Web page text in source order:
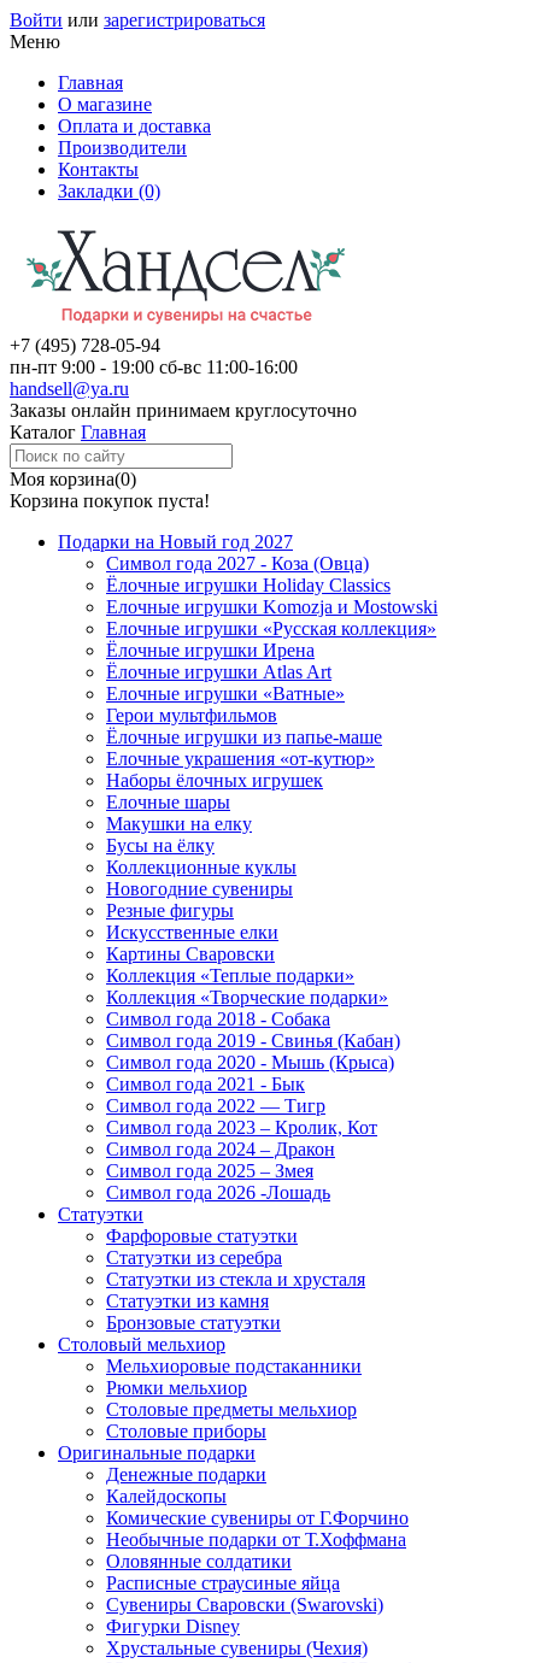
Войти или зарегистрироваться
Меню
Главная
О магазине
Оплата и доставка
Производители
Контакты
Закладки (0)
+7 (495) 728-05-94
пн-пт 9:00 - 19:00 сб-вс 11:00-16:00
handsell@ya.ru
Заказы онлайн принимаем круглосуточно
Каталог Главная
Моя корзина(0)
Корзина покупок пуста!
Подарки на Новый год 2027
Символ года 2027 - Коза (Овца)
Ёлочные игрушки Holiday Classics
Елочные игрушки Komozja и Mostowski
Елочные игрушки «Русская коллекция»
Ёлочные игрушки Ирена
Ёлочные игрушки Atlas Art
Елочные игрушки «Ватные»
Герои мультфильмов
Ёлочные игрушки из папье-маше
Елочные украшения «от-кутюр»
Наборы ёлочных игрушек
Елочные шары
Макушки на елку
Бусы на ёлку
Коллекционные куклы
Новогодние сувениры
Резные фигуры
Искусственные елки
Картины Сваровски
Коллекция «Теплые подарки»
Коллекция «Творческие подарки»
Символ года 2018 - Собака
Символ года 2019 - Свинья (Кабан)
Символ года 2020 - Мышь (Крыса)
Символ года 2021 - Бык
Символ года 2022 — Тигр
Символ года 2023 – Кролик, Кот
Символ года 2024 – Дракон
Символ года 2025 – Змея
Символ года 2026 -Лошадь
Статуэтки
Фарфоровые статуэтки
Статуэтки из серебра
Статуэтки из стекла и хрусталя
Статуэтки из камня
Бронзовые статуэтки
Столовый мельхиор
Мельхиоровые подстаканники
Рюмки мельхиор
Столовые предметы мельхиор
Столовые приборы
Оригинальные подарки
Денежные подарки
Калейдоскопы
Комические сувениры от Г.Форчино
Необычные подарки от Т.Хоффмана
Оловянные солдатики
Расписные страусиные яйца
Сувениры Сваровски (Swarovski)
Фигурки Disney
Хрустальные сувениры (Чехия)